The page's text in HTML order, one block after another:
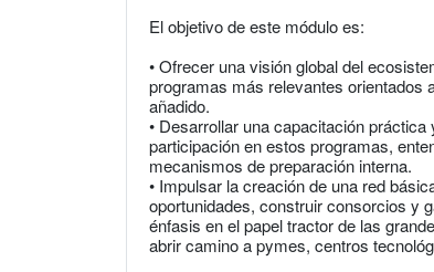
El objetivo de este módulo es:
• Ofrecer una visión global del
programas más relevantes orientados
añadido.
• Desarrollar una capacitación
participación en estos programas,
mecanismos de preparación interna.
• Impulsar la creación de una red
oportunidades, construir consorcios y
énfasis en el papel tractor de las
abrir camino a pymes, centros